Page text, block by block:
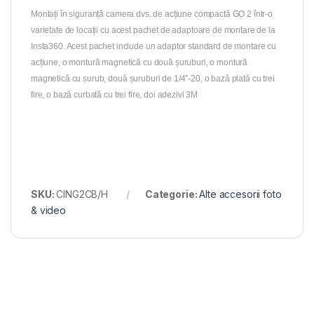
Montați în siguranță camera dvs. de acțiune compactă GO 2 într-o
varietate de locații cu acest pachet de adaptoare de montare de la
Insta360. Acest pachet include un adaptor standard de montare cu
acțiune, o montură magnetică cu două șuruburi, o montură
magnetică cu șurub, două șuruburi de 1/4″-20, o bază plată cu trei
fire, o bază curbată cu trei fire, doi adezivi 3M
SKU:CING2CB/H Categorie:Alte accesorii foto
& video